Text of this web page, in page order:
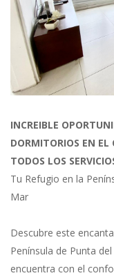
INCREIBLE
DORMITORIOS EN
TODOS LOS
Tu Refugio en la
Mar
Descubre este
Península de Punta
encuentra con el